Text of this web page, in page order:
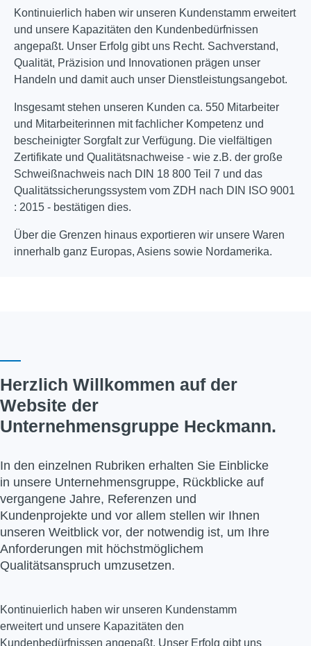
Kontinuierlich haben wir unseren Kundenstamm erweitert
und unsere Kapazitäten den Kundenbedürfnissen
angepaßt. Unser Erfolg gibt uns Recht. Sachverstand,
Qualität, Präzision und Innovationen prägen unser
Handeln und damit auch unser Dienstleistungsangebot.
Insgesamt stehen unseren Kunden ca. 550 Mitarbeiter
und Mitarbeiterinnen mit fachlicher Kompetenz und
bescheinigter Sorgfalt zur Verfügung. Die vielfältigen
Zertifikate und Qualitätsnachweise - wie z.B. der große
Schweißnachweis nach DIN 18 800 Teil 7 und das
Qualitätssicherungssystem vom ZDH nach DIN ISO 9001
: 2015 - bestätigen dies.
Über die Grenzen hinaus exportieren wir unsere Waren
innerhalb ganz Europas, Asiens sowie Nordamerika.
Herzlich Willkommen auf der
Website der
Unternehmensgruppe Heckmann.
In den einzelnen Rubriken erhalten Sie Einblicke
in unsere Unternehmensgruppe, Rückblicke auf
vergangene Jahre, Referenzen und
Kundenprojekte und vor allem stellen wir Ihnen
unseren Weitblick vor, der notwendig ist, um Ihre
Anforderungen mit höchstmöglichem
Qualitätsanspruch umzusetzen.
Kontinuierlich haben wir unseren Kundenstamm
erweitert und unsere Kapazitäten den
Kundenbedürfnissen angepaßt. Unser Erfolg gibt uns